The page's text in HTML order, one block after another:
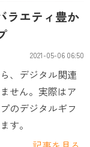
ラエティ豊か
2021-05-06 06:50
、デジタル関連
せん。実際はア
のデジタルギフ
す。